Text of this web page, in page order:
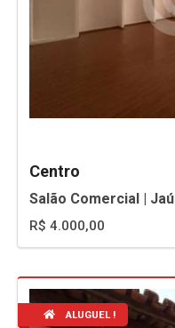
Centro
Salão Comercial | Jaú
R$ 4.000,00
ALUGUEL !